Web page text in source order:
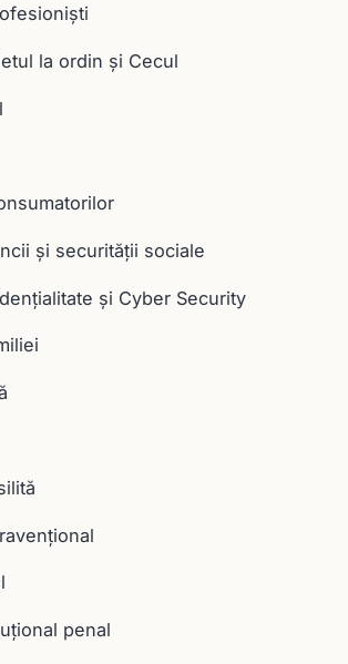
la ordin și Cecul
și securității sociale
și Cyber Security
penal